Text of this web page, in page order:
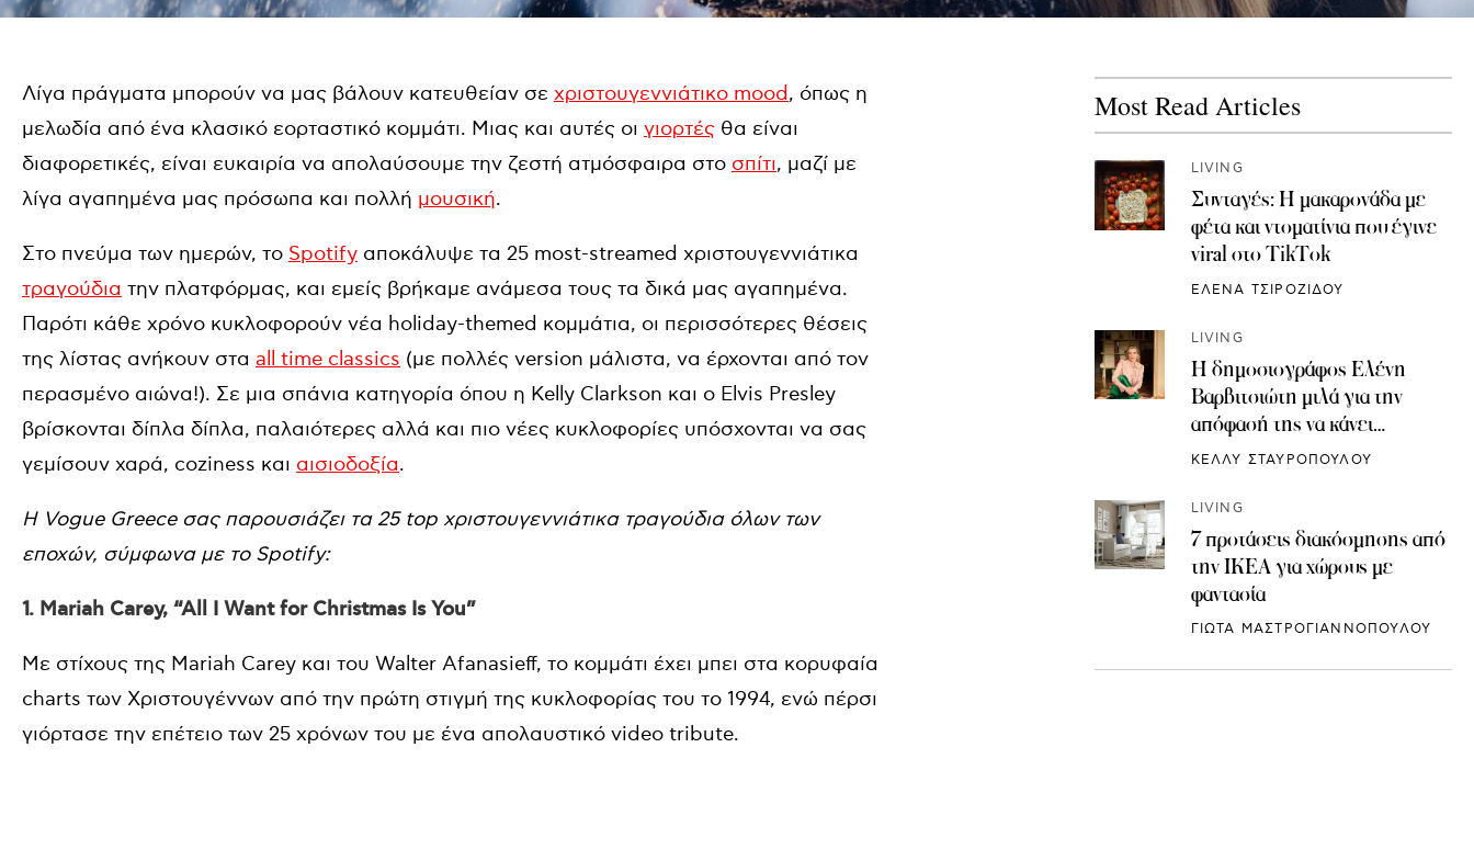
Λίγα πράγματα μπορούν να μας βάλουν κατευθείαν σε χριστουγεννιάτικο mood, όπως η
μελωδία από ένα κλασικό εορταστικό κομμάτι. Μιας και αυτές οι γιορτές θα είναι
διαφορετικές, είναι ευκαιρία να απολαύσουμε την ζεστή ατμόσφαιρα στο σπίτι, μαζί με
λίγα αγαπημένα μας πρόσωπα και πολλή μουσική.
Στο πνεύμα των ημερών, το Spotify αποκάλυψε τα 25 most-streamed χριστουγεννιάτικα
τραγούδια την πλατφόρμας, και εμείς βρήκαμε ανάμεσα τους τα δικά μας αγαπημένα.
Παρότι κάθε χρόνο κυκλοφορούν νέα holiday-themed κομμάτια, οι περισσότερες θέσεις
της λίστας ανήκουν στα all time classics (με πολλές version μάλιστα, να έρχονται από τον
περασμένο αιώνα!). Σε μια σπάνια κατηγορία όπου η Kelly Clarkson και ο Elvis Presley
βρίσκονται δίπλα δίπλα, παλαιότερες αλλά και πιο νέες κυκλοφορίες υπόσχονται να σας
γεμίσουν χαρά, coziness και αισιοδοξία.
Η Vogue Greece σας παρουσιάζει τα 25 top χριστουγεννιάτικα τραγούδια όλων των
εποχών, σύμφωνα με το Spotify:
1. Mariah Carey, “All I Want for Christmas Is You”
Με στίχους της Mariah Carey και του Walter Afanasieff, το κομμάτι έχει μπει στα κορυφαία
charts των Χριστουγέννων από την πρώτη στιγμή της κυκλοφορίας του το 1994, ενώ πέρσι
γιόρτασε την επέτειο των 25 χρόνων του με ένα απολαυστικό video tribute.
Most Read Articles
LIVING
Συνταγές: H μακαρονάδα με
φέτα και ντοματίνια που έγινε
viral στο TikTok
ΕΛΕΝΑ ΤΣΙΡΟΖΙΔΟΥ
LIVING
Η δημοσιογράφος Ελένη
Βαρβιτσιώτη μιλά για την
απόφασή της να κάνει
κρυοσυντήρηση ωαρίων
ΚΕΛΛΥ ΣΤΑΥΡΟΠΟΥΛΟΥ
LIVING
7 προτάσεις διακόσμησης από
την IKEA για χώρους με
φαντασία
ΓΙΩΤΑ ΜΑΣΤΡΟΓΙΑΝΝΟΠΟΥΛΟΥ